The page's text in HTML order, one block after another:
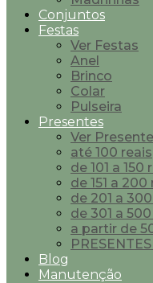
Conjuntos
Festas
Ver Festas
Anel
Brinco
Colar
Pulseira
Presentes
Ver
até 100 reais
de 101 a 150
de 151 a 200
de 201 a
de 301 a
a partir de
Blog
Manutenção